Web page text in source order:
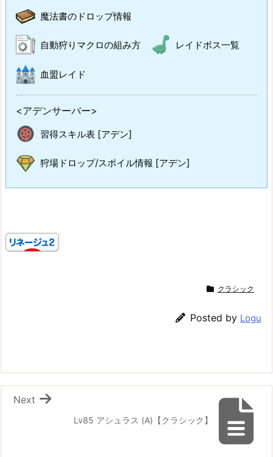
魔法書のドロップ情報
自動狩りマクロの組み方 レイドボス一覧
血盟レイド
<アデンサーバー>
習得スキル表 [アデン]
狩場ドロップ/スポイル情報 [アデン]
クラシック
Posted by Logu
Lv85 アシュラス (A)【クラシック】
Next